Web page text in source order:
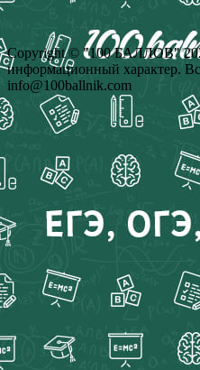
Copyright © "100 БАЛЛОВ"
информационный характер.
info@100ballnik.com